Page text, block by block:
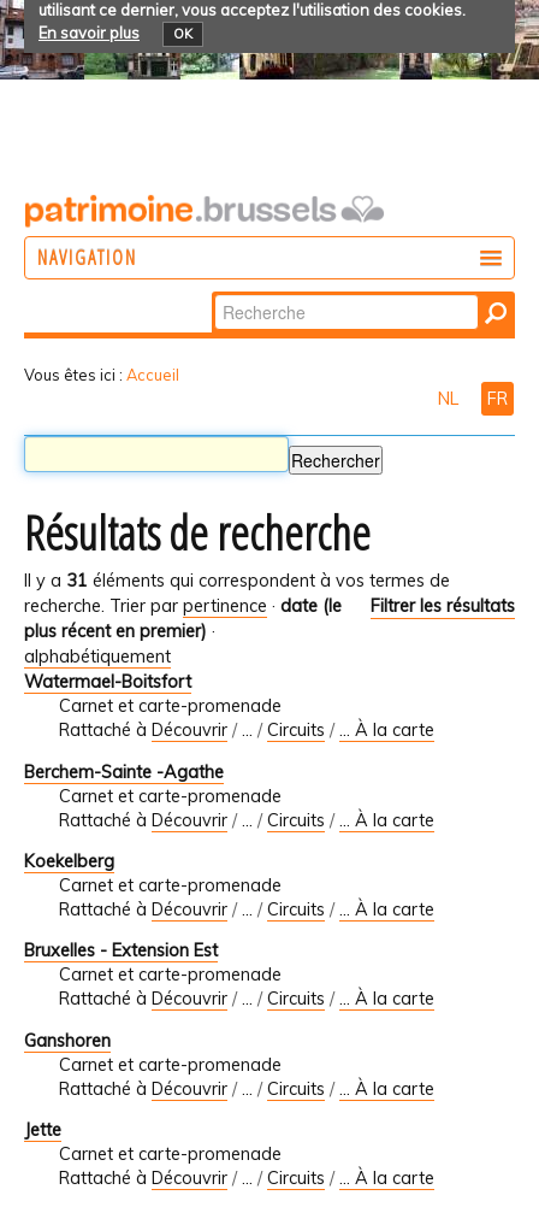
utilisant ce dernier, vous acceptez l'utilisation des cookies.
En savoir plus
OK
NAVIGATION
Chercher par
Recherche
Vous êtes ici : Accueil
NL FR
Résultats de recherche
Il y a 31 éléments qui correspondent à vos termes de
recherche.
Filtrer les résultats
Trier par pertinence · date (le
plus récent en premier) ·
alphabétiquement
Watermael-Boitsfort
Carnet et carte-promenade
Rattaché à Découvrir /… /Circuits /... À la carte
Berchem-Sainte -Agathe
Carnet et carte-promenade
Rattaché à Découvrir /… /Circuits /... À la carte
Koekelberg
Carnet et carte-promenade
Rattaché à Découvrir /… /Circuits /... À la carte
Bruxelles - Extension Est
Carnet et carte-promenade
Rattaché à Découvrir /… /Circuits /... À la carte
Ganshoren
Carnet et carte-promenade
Rattaché à Découvrir /… /Circuits /... À la carte
Jette
Carnet et carte-promenade
Rattaché à Découvrir /… /Circuits /... À la carte